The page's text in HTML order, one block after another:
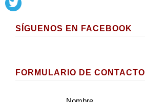
SÍGUENOS EN FACEBOOK
FORMULARIO DE CONTACTO